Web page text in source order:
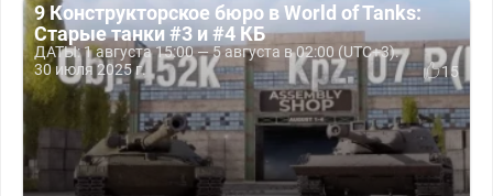
9 Конструкторское бюро в World of Tanks:
Старые танки #3 и #4 КБ
ДАТЫ: 1 августа 15:00 — 5 августа в 02:00 (UTC+3).
30 июля 2025 г.
15